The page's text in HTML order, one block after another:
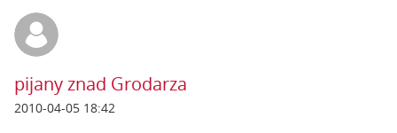
pijany znad Grodarza
2010-04-05 18:42